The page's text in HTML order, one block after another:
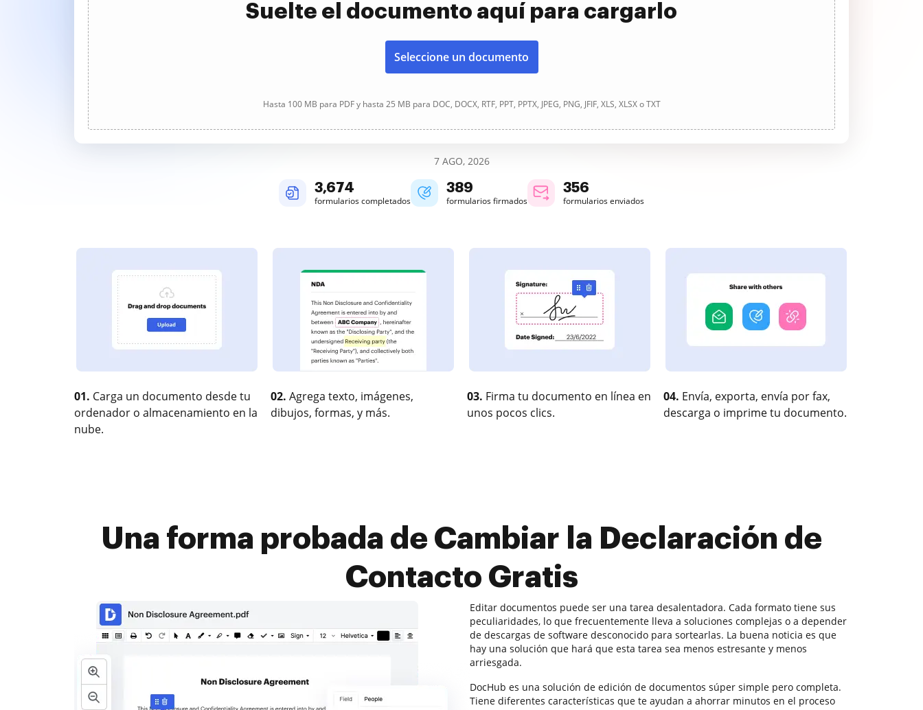
Suelte el documento aquí para cargarlo
Seleccione un documento
Hasta 100 MB para PDF y hasta 25 MB para DOC, DOCX, RTF, PPT, PPTX, JPEG, PNG, JFIF, XLS, XLSX o TXT
7 AGO, 2026
3,674
formularios completados
389
formularios firmados
356
formularios enviados
01. Carga un documento desde tu
ordenador o almacenamiento en la
nube.
02. Agrega texto, imágenes,
dibujos, formas, y más.
03. Firma tu documento en línea en
unos pocos clics.
04. Envía, exporta, envía por fax,
descarga o imprime tu documento.
Una forma probada de Cambiar la Declaración de
Contacto Gratis
Editar documentos puede ser una tarea desalentadora. Cada formato tiene sus
peculiaridades, lo que frecuentemente lleva a soluciones complejas o a depender
de descargas de software desconocido para sortearlas. La buena noticia es que
hay una solución que hará que esta tarea sea menos estresante y menos
arriesgada.
DocHub es una solución de edición de documentos súper simple pero completa.
Tiene diferentes características que te ayudan a ahorrar minutos en el proceso